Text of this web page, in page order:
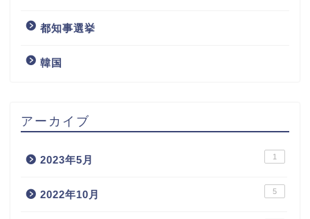
都知事選挙
韓国
アーカイブ
2023年5月 1
2022年10月 5